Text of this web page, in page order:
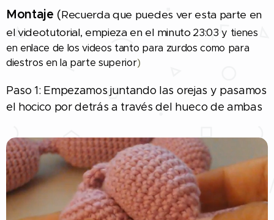
Montaje (Recuerda que puedes ver esta parte en
el videotutorial, empieza en el minuto 23:03 y tienes
en enlace de los videos tanto para zurdos como para
diestros en la parte superior)
Paso 1: Empezamos juntando las orejas y pasamos
el hocico por detrás a través del hueco de ambas